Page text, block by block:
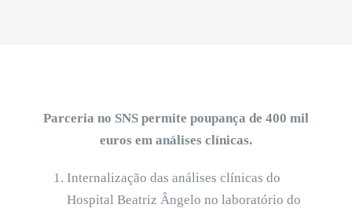
Parceria no SNS permite poupança de 400 mil
euros em análises clínicas.
Internalização das análises clínicas do
Hospital Beatriz Ângelo no laboratório do